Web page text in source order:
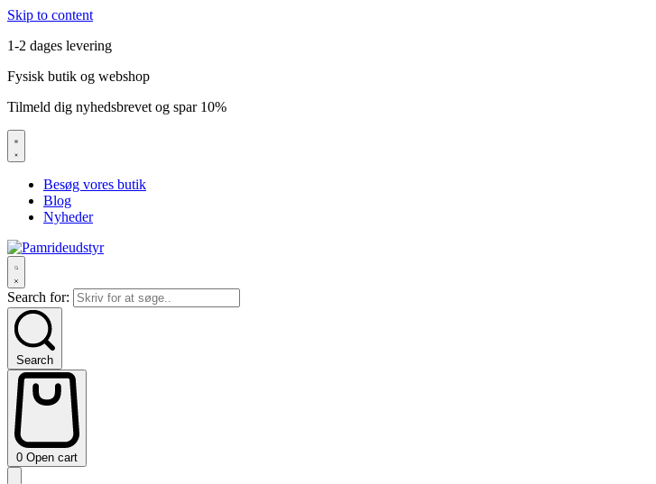
Skip to content
1-2 dages levering
Fysisk butik og webshop
Tilmeld dig nyhedsbrevet og spar 10%
Besøg vores butik
Blog
Nyheder
Search for:
Search
0 Open cart